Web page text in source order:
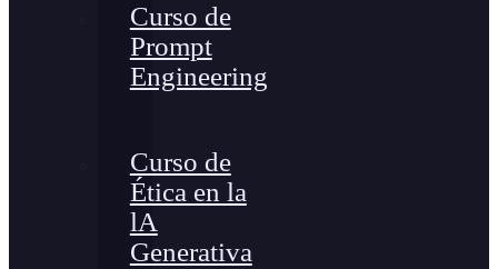
Curso de
Prompt
Engineering
Curso de
Ética en la
lA
Generativa